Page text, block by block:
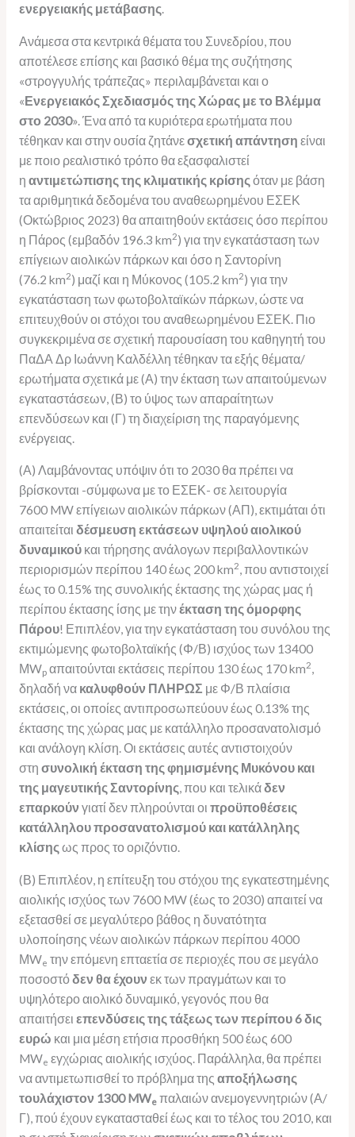
ενεργειακής μετάβασης.
Ανάμεσα στα κεντρικά θέματα του Συνεδρίου, που
αποτέλεσε επίσης και βασικό θέμα της συζήτησης
«στρογγυλής τράπεζας» περιλαμβάνεται και ο
«Ενεργειακός Σχεδιασμός της Χώρας με το Βλέμμα
στο 2030». Ένα από τα κυριότερα ερωτήματα που
τέθηκαν και στην ουσία ζητάνεσχετική απάντηση είναι
με ποιο ρεαλιστικό τρόπο θα εξασφαλιστεί
η αντιμετώπισης της κλιματικής κρίσης όταν με βάση
τα αριθμητικά δεδομένα του αναθεωρημένου ΕΣΕΚ
(Οκτώβριος 2023) θα απαιτηθούν εκτάσεις όσο περίπου
η Πάρος (εμβαδόν 196.3 km2) για την εγκατάσταση των
επίγειων αιολικών πάρκων και όσο η Σαντορίνη
(76.2 km2) μαζί και η Μύκονος (105.2 km2) για την
εγκατάσταση των φωτοβολταϊκών πάρκων, ώστε να
επιτευχθούν οι στόχοι του αναθεωρημένου ΕΣΕΚ. Πιο
συγκεκριμένα σε σχετική παρουσίαση του καθηγητή του
ΠαΔΑ Δρ Ιωάννη Καλδέλλη τέθηκαν τα εξής θέματα/
ερωτήματα σχετικά με (Α) την έκταση των απαιτούμενων
εγκαταστάσεων, (Β) το ύψος των απαραίτητων
επενδύσεων και (Γ) τη διαχείριση της παραγόμενης
ενέργειας.
(Α) Λαμβάνοντας υπόψιν ότι το 2030 θα πρέπει να
βρίσκονται -σύμφωνα με το ΕΣΕΚ- σε λειτουργία
7600 MW επίγειων αιολικών πάρκων (ΑΠ), εκτιμάται ότι
απαιτείται δέσμευση εκτάσεων υψηλού αιολικού
δυναμικούκαι τήρησης ανάλογων περιβαλλοντικών
περιορισμών περίπου 140 έως 200 km2, που αντιστοιχεί
έως το 0.15% της συνολικής έκτασης της χώρας μας ή
περίπου έκτασης ίσης με τηνέκταση της όμορφης
Πάρου! Επιπλέον, για την εγκατάσταση του συνόλου της
εκτιμώμενης φωτοβολταϊκής (Φ/Β) ισχύος των 13400
ΜWpαπαιτούνται εκτάσεις περίπου 130 έως 170 km2,
δηλαδή να καλυφθούν ΠΛΗΡΩΣ με Φ/Β πλαίσια
εκτάσεις, οι οποίες αντιπροσωπεύουν έως 0.13% της
έκτασης της χώρας μας με κατάλληλο προσανατολισμό
και ανάλογη κλίση. Οι εκτάσεις αυτές αντιστοιχούν
στη συνολική έκταση της φημισμένης Μυκόνου και
της μαγευτικής Σαντορίνης, που και τελικάδεν
επαρκούν γιατί δεν πληρούνται οι προϋποθέσεις
κατάλληλου προσανατολισμού και κατάλληλης
κλίσης ως προς το οριζόντιο.
(Β) Επιπλέον, η επίτευξη του στόχου της εγκατεστημένης
αιολικής ισχύος των 7600 MW (έως το 2030) απαιτεί να
εξετασθεί σε μεγαλύτερο βάθος η δυνατότητα
υλοποίησης νέων αιολικών πάρκων περίπου 4000
ΜWe την επόμενη επταετία σε περιοχές που σε μεγάλο
ποσοστόδεν θα έχουν εκ των πραγμάτων και το
υψηλότερο αιολικό δυναμικό, γεγονός που θα
απαιτήσει επενδύσεις της τάξεως των περίπου 6 δις
ευρώ και μια μέση ετήσια προσθήκη 500 έως 600
MWe εγχώριας αιολικής ισχύος. Παράλληλα, θα πρέπει
να αντιμετωπισθεί το πρόβλημα της αποξήλωσης
τουλάχιστον 1300 MWeπαλαιών ανεμογεννητριών (Α/
Γ), πού έχουν εγκατασταθεί έως και το τέλος του 2010, και